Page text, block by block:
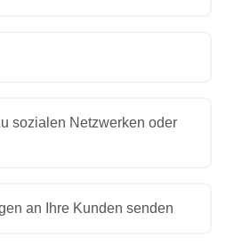
sozialen Netzwerken oder
an Ihre Kunden senden